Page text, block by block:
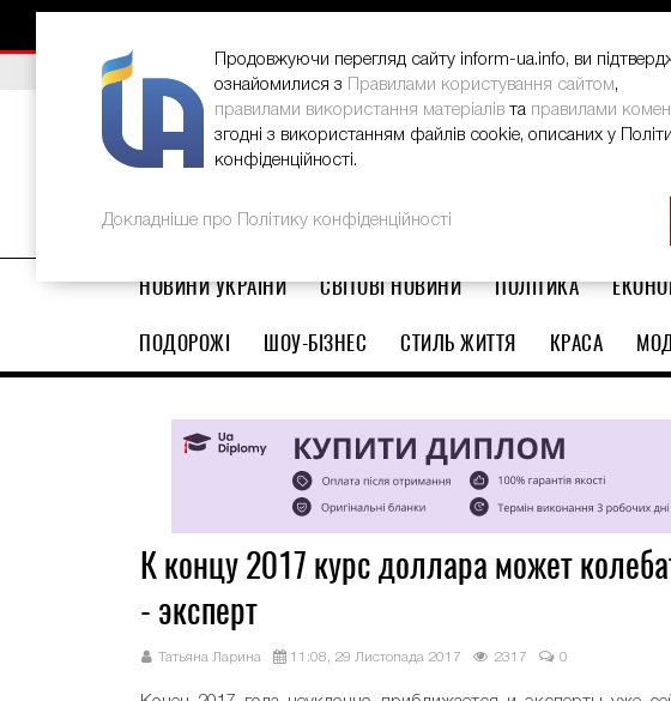
ВИБІР РЕДАКЦІЇ В Україні стартував ювілейний Global Teacher Prize-
НОВИНИ УКРАЇНИ СВІТОВІ НОВИНИ ПОЛІТИКА
ПОДОРОЖІ
ШОУ-БІЗНЕС СТИЛЬ ЖИТТЯ КРАСА
К концу 2017 курс доллара может
- эксперт
Татьяна Ларина 11:08, 29 Листопада 2017 2317 0
Продовжуючи перегляд сайту inform-ua.info, ви
ознайомилися з
Правилами користування сайтом,
правилами використання матеріалів та правилами
згодні з використанням файлів cookie, описаних у
конфіденційності.
Докладніше про Політику конфіденційності